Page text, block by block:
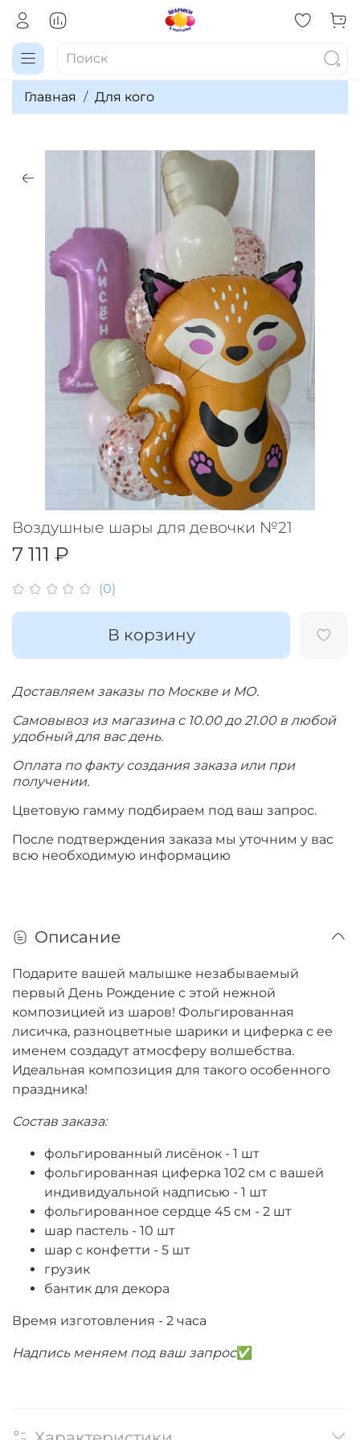
Главная Для кого
(0)
Воздушные шары для девочки №21
7 111 ₽
В корзину
Доставляем заказы по Москве и МО.
Самовывоз из магазина с 10.00 до 21.00 в любой
удобный для вас день.
Оплата по факту создания заказа или при
получении.
Цветовую гамму подбираем под ваш запрос.
После подтверждения заказа мы уточним у вас
всю необходимую информацию
Описание
Подарите вашей малышке незабываемый
первый День Рождение с этой нежной
композицией из шаров! Фольгированная
лисичка, разноцветные шарики и циферка с ее
именем создадут атмосферу волшебства.
Идеальная композиция для такого особенного
праздника!
Состав заказа:
фольгированный лисёнок - 1 шт
фольгированная циферка 102 см с вашей
индивидуальной надписью - 1 шт
фольгированное сердце 45 см - 2 шт
шар пастель - 10 шт
шар с конфетти - 5 шт
грузик
бантик для декора
Время изготовления - 2 часа
Надпись меняем под ваш запрос✅